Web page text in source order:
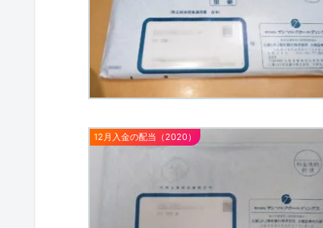
12月入金の配当（2020）